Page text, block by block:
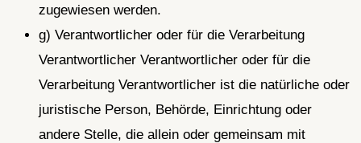
zugewiesen werden.
g) Verantwortlicher oder für die Verarbeitung
Verantwortlicher Verantwortlicher oder für die
Verarbeitung Verantwortlicher ist die natürliche oder
juristische Person, Behörde, Einrichtung oder
andere Stelle, die allein oder gemeinsam mit